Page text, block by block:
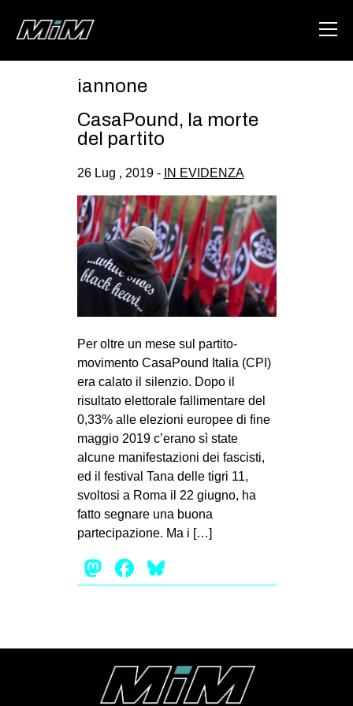
ABOUT
AREA
DEGENERAZIONE
GAZA FREESTYLE
CSOA LAMBRETTA
MSM
STUDENTI TSUNAMI
MILANO
MOBILITAZIONI
SPAZI
SPORT POPOLARE
MOVIMENTI
AMBIENTE
ANTIFASCISMO
GENERI
STUDENTI
iannone
CasaPound, la morte
del partito
26 Lug , 2019 - IN EVIDENZA
Per oltre un mese sul partito-
movimento CasaPound Italia (CPI)
era calato il silenzio. Dopo il
risultato elettorale fallimentare del
0,33% alle elezioni europee di fine
maggio 2019 c’erano sì state
alcune manifestazioni dei fascisti,
ed il festival Tana delle tigri 11,
svoltosi a Roma il 22 giugno, ha
fatto segnare una buona
partecipazione. Ma i […]
Mastodon
Facebook